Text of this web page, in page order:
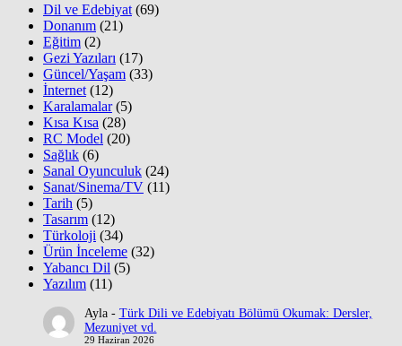
Dil ve Edebiyat (69)
Donanım (21)
Eğitim (2)
Gezi Yazıları (17)
Güncel/Yaşam (33)
İnternet (12)
Karalamalar(5)
Kısa Kısa (28)
RC Model (20)
Sağlık (6)
Sanal Oyunculuk (24)
Sanat/Sinema/TV (11)
Tarih (5)
Tasarım (12)
Türkoloji (34)
Ürün İnceleme (32)
Yabancı Dil (5)
Yazılım (11)
Ayla- Türk Dili ve Edebiyatı Bölümü Okumak: Dersler,
Mezuniyet vd.
29 Haziran 2026